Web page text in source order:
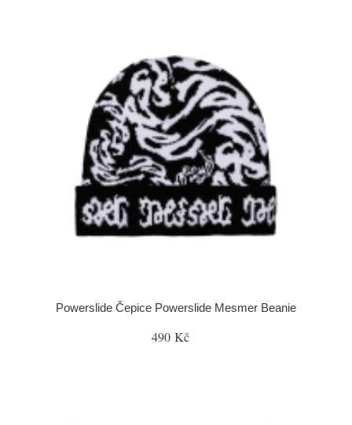
Powerslide Čepice Powerslide Mesmer Beanie
490 Kč